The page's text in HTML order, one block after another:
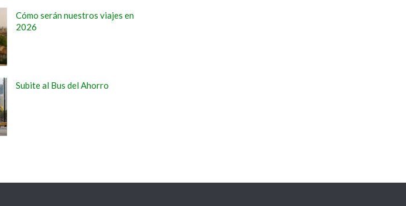
Cómo serán nuestros viajes en
2026
Subite al Bus del Ahorro